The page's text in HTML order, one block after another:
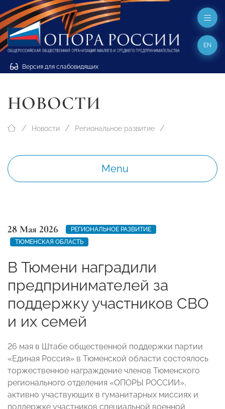
Версия для слабовидящих
EN
НОВОСТИ
Новости Региональное развитие
Menu
28 Мая 2026
РЕГИОНАЛЬНОЕ РАЗВИТИЕ
ТЮМЕНСКАЯ ОБЛАСТЬ
В Тюмени наградили
предпринимателей за
поддержку участников СВО
и их семей
26 мая в Штабе общественной поддержки партии
«Единая Россия» в Тюменской области состоялось
торжественное награждение членов Тюменского
регионального отделения «ОПОРЫ РОССИИ»,
активно участвующих в гуманитарных миссиях и
поддержке участников специальной военной